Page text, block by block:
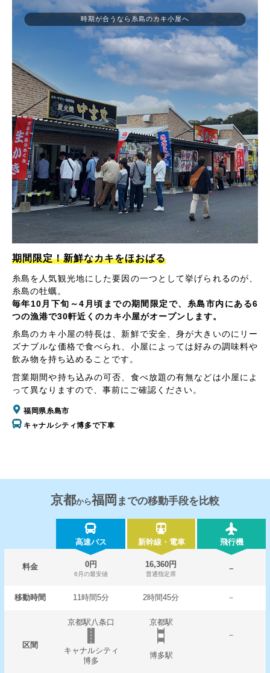
期間限定！新鮮なカキをほおばる
糸島を人気観光地にした要因の一つとして挙げられるのが、
糸島の牡蠣。
毎年10月下旬～4月頃までの期間限定で、糸島市内にある6
つの漁港で30軒近くのカキ小屋がオープンします。
糸島のカキ小屋の特長は、新鮮で安全、身が大きいのにリー
ズナブルな価格で食べられ、小屋によっては好みの調味料や
飲み物を持ち込めることです。
営業期間や持ち込みの可否、食べ放題の有無などは小屋によ
って異なりますので、事前にご確認ください。
福岡県糸島市
キャナルシティ博多で下車
時期が合うなら糸島のカキ小屋へ
京都から福岡 までの移動手段を比較
高速バス 新幹線・電車 飛行機
料金 0円
6月の最安値
16,360円
普通指定席
－
移動時間 11時間5分 2時間45分 －
区間
京都駅八条口
京都駅
－
キャナルシティ
博多
博多駅